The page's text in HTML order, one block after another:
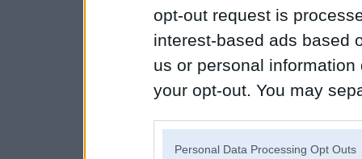
opt-out request is
interest-based ads based
us or personal
your opt-out. You may
Personal Data Processing Opt Outs